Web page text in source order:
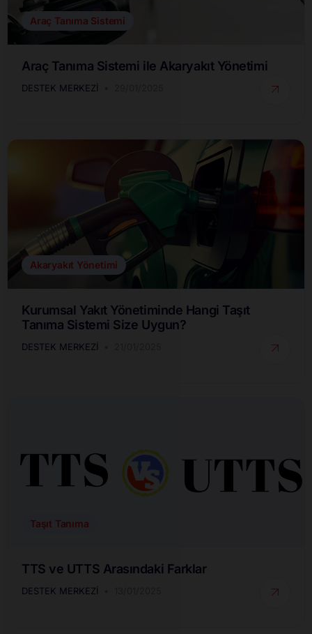
Araç Tanıma Sistemi
Araç Tanıma Sistemi ile Akaryakıt Yönetimi
DESTEK MERKEZI
Akaryakıt Yönetimi
Kurumsal Yakıt Yönetiminde Hangi Taşıt
Tanıma Sistemi Size Uygun?
DESTEK MERKEZI
Taşıt Tanıma
TTS ve UTTS Arasındaki Farklar
DESTEK MERKEZI